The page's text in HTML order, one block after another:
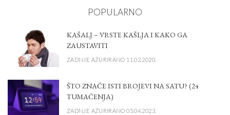
POPULARNO
KAŠALJ – VRSTE KAŠLJA I KAKO GA
ZAUSTAVITI
ZADNJE AŽURIRANO 11.02.2020.
ŠTO ZNAČE ISTI BROJEVI NA SATU? (24
TUMAČENJA)
ZADNJE AŽURIRANO 05.04.2023.